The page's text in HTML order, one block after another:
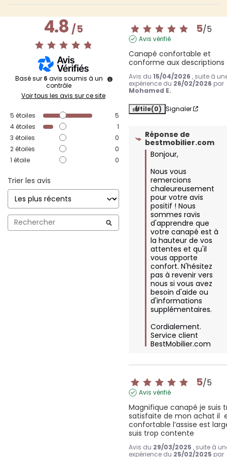
4.8/5
Basé sur 6 avis soumis à un
contrôle
Voir tous les avis sur ce site
5 étoiles
5
4étoiles
1
3 étoiles
0
2étoiles
0
1 étoile 0
Trier les avis
5/5
Avis vérifié
Canapé confortable et
conforme aux descriptions
Avis du15/04/2026 , suite à
expérience du 26/02/2026 par
Mohamed E.
Utile(0) Signaler
Réponse de
bestmobilier.com
Bonjour,
Nous vous
remercions
chaleureusement
pour votre avis
positif ! Nous
sommes ravis
d'apprendre que
votre canapé est à
la hauteur de vos
attentes et qu'il
vous apporte
confort. N'hésitez
pas à revenir vers
nous si vous avez
besoin d'aide ou
d'informations
supplémentaires.
Cordialement.
Service client
BestMobilier.com
5/5
Avis vérifié
Magnifique canapé je suis
satisfaite de mon achat il
confortable l’assise est
suis trop contente
Avis du 29/03/2025 , suite à
expérience du 25/02/2025 par